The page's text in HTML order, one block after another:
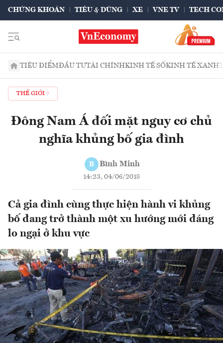
CHỨNG KHOÁN TIÊU & DÙNG XE VNE TV TECH
TIÊU ĐIỂMĐẦU TƯTÀI CHÍNHKINH TẾ SỐKINH TẾ XANH
THẾ GIỚI
Đông Nam Á đối mặt nguy cơ chủ
nghĩa khủng bố gia đình
B Bình Minh
14:23, 04/06/2018
Cả gia đình cùng thực hiện hành vi khủng
bố đang trở thành một xu hướng mới đáng
lo ngại ở khu vực